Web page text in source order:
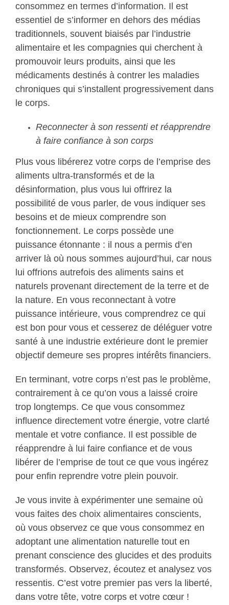
consommez en termes d’information. Il est
essentiel de s’informer en dehors des médias
traditionnels, souvent biaisés par l’industrie
alimentaire et les compagnies qui cherchent à
promouvoir leurs produits, ainsi que les
médicaments destinés à contrer les maladies
chroniques qui s’installent progressivement dans
le corps.
Reconnecter à son ressenti et réapprendre
à faire confiance à son corps
Plus vous libérerez votre corps de l’emprise des
aliments ultra-transformés et de la
désinformation, plus vous lui offrirez la
possibilité de vous parler, de vous indiquer ses
besoins et de mieux comprendre son
fonctionnement. Le corps possède une
puissance étonnante : il nous a permis d’en
arriver là où nous sommes aujourd’hui, car nous
lui offrions autrefois des aliments sains et
naturels provenant directement de la terre et de
la nature. En vous reconnectant à votre
puissance intérieure, vous comprendrez ce qui
est bon pour vous et cesserez de déléguer votre
santé à une industrie extérieure dont le premier
objectif demeure ses propres intérêts financiers.
En terminant, votre corps n’est pas le problème,
contrairement à ce qu’on vous a laissé croire
trop longtemps. Ce que vous consommez
influence directement votre énergie, votre clarté
mentale et votre confiance. Il est possible de
réapprendre à lui faire confiance et de vous
libérer de l’emprise de tout ce que vous ingérez
pour enfin reprendre votre plein pouvoir.
Je vous invite à expérimenter une semaine où
vous faites des choix alimentaires conscients,
où vous observez ce que vous consommez en
adoptant une alimentation naturelle tout en
prenant conscience des glucides et des produits
transformés. Observez, écoutez et analysez vos
ressentis. C’est votre premier pas vers la liberté,
dans votre tête, votre corps et votre cœur !